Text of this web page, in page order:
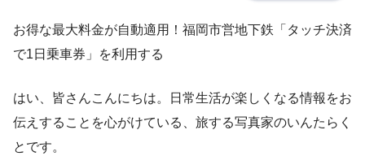
お得な最大料金が自動適用！福岡市営地下鉄「タッチ決済
で1日乗車券」を利用する
はい、皆さんこんにちは。日常生活が楽しくなる情報をお
伝えすることを心がけている、旅する写真家のいんたらく
とです。